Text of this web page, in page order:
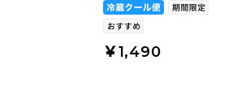
￥1,490